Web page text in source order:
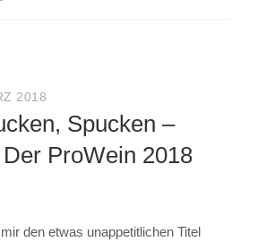
2018
Spucken –
ProWein 2018
den etwas unappetitlichen Titel